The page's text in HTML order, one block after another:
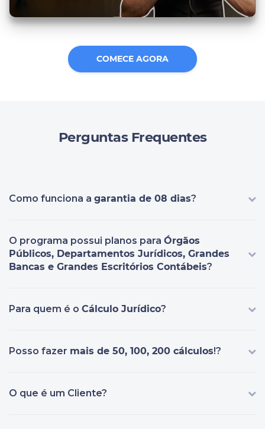
COMECE AGORA
Perguntas Frequentes
Como funciona a garantia de 08 dias?
O programa possui planos para Órgãos
Públicos, Departamentos Jurídicos, Grandes
Bancas e Grandes Escritórios Contábeis?
Para quem é o Cálculo Jurídico?
Posso fazer mais de 50, 100, 200 cálculos!?
O que é um Cliente?